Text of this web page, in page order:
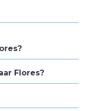
Flores?